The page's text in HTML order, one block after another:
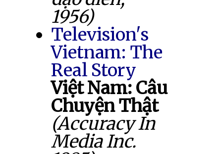
1956)
Television's
Vietnam: The
Real Story
Việt Nam: Câu
Chuyện Thật
(Accuracy In
Media Inc.